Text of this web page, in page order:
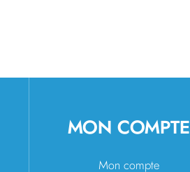
MON COMPTE
Mon compte